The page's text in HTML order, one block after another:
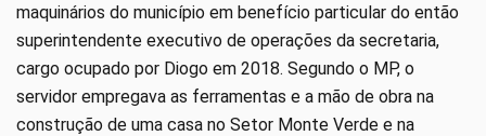
maquinários do município em benefício particular do então
superintendente executivo de operações da secretaria,
cargo ocupado por Diogo em 2018. Segundo o MP, o
servidor empregava as ferramentas e a mão de obra na
construção de uma casa no Setor Monte Verde e na